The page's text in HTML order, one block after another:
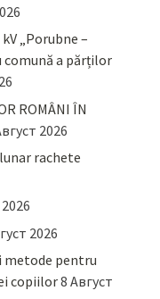
„Porubne –
comună a părților
ROMÂNI ÎN
2026
rachete
2026
metode pentru
copiilor8 Август